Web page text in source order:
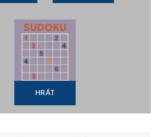
HRÁT